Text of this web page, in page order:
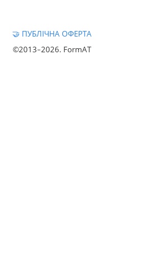
🤝 ПУБЛІЧНА ОФЕРТА
©2013‒2026. FormAT